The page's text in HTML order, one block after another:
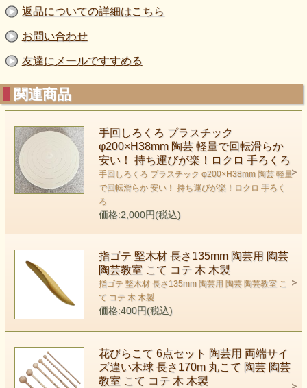
返品についての詳細はこちら
お問い合わせ
友達にメールですすめる
関連商品
手回しろくろ プラスチック
φ200×H38mm 陶芸 軽量で回転滑らか
安い！ 持ち運びが楽！ロクロ 手ろくろ
手回しろくろ プラスチック φ200×H38mm 陶芸 軽量
で回転滑らか 安い！ 持ち運びが楽！ロクロ 手ろく
ろ
価格:2,000円(税込)
指ゴテ 堅木材 長さ135mm 陶芸用 陶芸
陶芸教室 こて コテ 木 木製
指ゴテ 堅木材 長さ135mm 陶芸用 陶芸 陶芸教室 こ
て コテ 木 木製
価格:400円(税込)
花びらこて 6点セット 陶芸用 両端サイ
ズ違い木球 長さ170m 丸こて 陶芸 陶芸
教室 こて コテ 木 木製